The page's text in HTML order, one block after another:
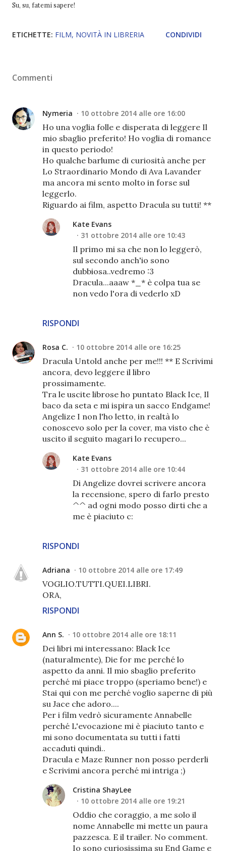
Su, su, fatemi sapere!
ETICHETTE: FILM NOVITÀ IN LIBRERIA CONDIVIDI
Commenti
Nymeria 10 ottobre 2014 alle ore 16:00
Ho una voglia folle e disperata di leggere Il
mio sbaglio preferito! Ho voglia di romance
in questo periodo!
Ho qualche barlume di curiosità anche per
Lo Straordinario Mondo di Ava Lavander
ma ancora mi sento molto in forse sul
leggerlo.
Riguardo ai film, aspetto Dracula su tutti! **
RISPONDI
Kate Evans
31 ottobre 2014 alle ore 10:43
Il primo mi sa che non lo leggerò,
sul secondo anch'io sono
dubbiosa..vedremo :3
Dracula...aaaw *_* è colpa tua se
non vedo l'ora di vederlo xD
Rosa C. 10 ottobre 2014 alle ore 16:25
Dracula Untold anche per me!!! ** E Scrivimi
ancora, devo leggere il libro
prossimamente.
Tra le uscite librose ho puntato Black Ice, Il
baco da seta e mi ispira un sacco Endgame!
Angelize I non l'ho letto, in realtà lo
conoscevo solo per la cover, ma visto che è
uscito il seguito magari lo recupero...
RISPONDI
Kate Evans
31 ottobre 2014 alle ore 10:44
Di Angelize dovrei scrivere ancora
la recensione, spero di farlo presto
^^ ad ogni modo posso dirti che a
me è piaciuto c:
Adriana 10 ottobre 2014 alle ore 17:49
VOGLIO.TUTTI.QUEI.LIBRI.
ORA,
RISPONDI
Ann S. 10 ottobre 2014 alle ore 18:11
Dei libri mi interessano: Black Ice
(naturalmente), Die for me perché lo
aspetto da anni. Il mio sbaglio preferito
perché mi piace troppo (speriamo bene!) e
Stai qui con me perché voglio saperne di più
su Jace che adoro....
Per i film vedrò sicuramente Annabelle
perché L'evocazione mi è piaciuto tanto e
mi sono documentata su tutti i fatti
accaduti quindi..
Dracula e Maze Runner non posso perderli
e Scrivimi ancora perché mi intriga ;)
Cristina ShayLee
10 ottobre 2014 alle ore 19:21
Oddio che coraggio, a me solo il
nome Annabelle mi mette un paura
pazzesca. E il trailer. No comment.
Io sono curiosissima su End Game e